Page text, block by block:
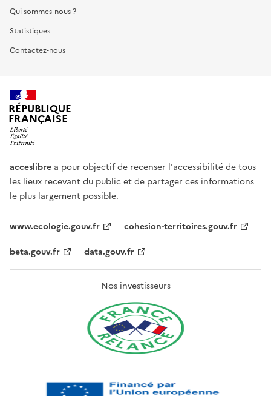
Qui sommes-nous ?
Statistiques
Contactez-nous
RÉPUBLIQUE
FRANÇAISE
acceslibre a pour objectif de recenser l'accessibilité de tous
les lieux recevant du public et de partager ces informations
le plus largement possible.
www.ecologie.gouv.fr
cohesion-territoires.gouv.fr
beta.gouv.fr
data.gouv.fr
Nos investisseurs